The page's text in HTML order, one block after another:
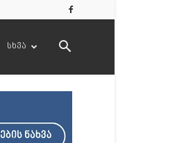
სხვა